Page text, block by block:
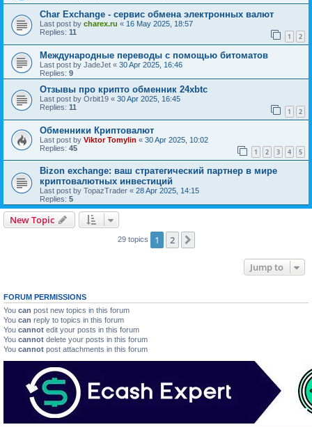
Char Exchange - сервис обмена электронных валют
Last post by charex.ru « 16 May 2025, 18:57
Replies: 11 1 2
Международные переводы с помощью битоматов
Last post by JadeJet « 30 Apr 2025, 16:46
Replies: 9
Отзывы про крипто обменник 24xbtc
Last post by Orbit19 « 30 Apr 2025, 16:45
Replies: 11 1 2
Обменники Криптовалют
Last post by Viktor Tomylin « 30 Apr 2025, 10:02
Replies: 45 1 2 3 4 5
Bizon exchange: ваш стратегический партнер в мире
криптовалютных инвестиций
Last post by TopazTrader « 28 Apr 2025, 14:15
Replies: 5
New Topic
29 topics 1 2
Jump to
FORUM PERMISSIONS
You can post new topics in this forum
You can reply to topics in this forum
You cannot edit your posts in this forum
You cannot delete your posts in this forum
You cannot post attachments in this forum